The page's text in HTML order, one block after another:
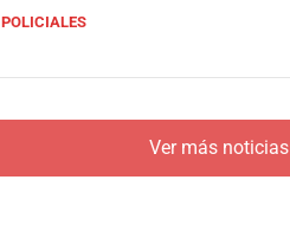
POLICIALES
Ver más noticias